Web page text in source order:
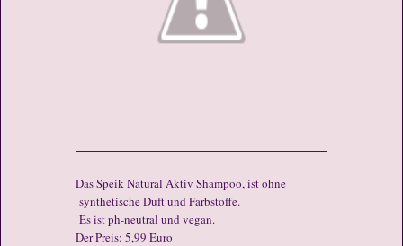
Das Speik Natural Aktiv Shampoo, ist ohne
synthetische Duft und Farbstoffe.
Es ist ph-neutral und vegan.
Der Preis: 5,99 Euro